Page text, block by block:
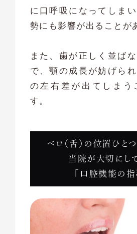
に口呼吸になってしま
勢にも影響が出ることが
また、歯が正しく並ば
で、顎の成長が妨げら
の左右差が出てしまう
す。
ベロ（舌）の位置ひと
当院が大切にし
「口腔機能の指